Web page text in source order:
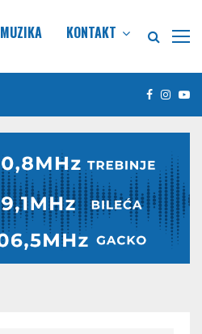
MUZIKA KONTAKT
Facebook